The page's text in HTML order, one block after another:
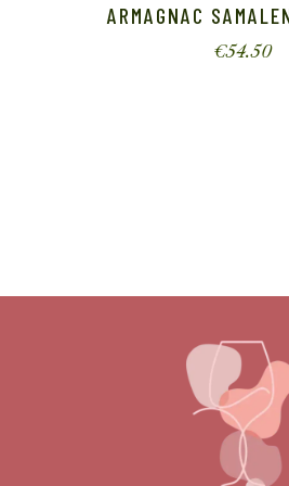
ARMAGNAC
€54.50